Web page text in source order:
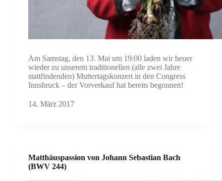
Am Samstag, den 13. Mai um 19:00 laden wir heuer
wieder zu unserem traditionellen (alle zwei Jahre
stattfindenden) Muttertagskonzert in den Congress
Innsbruck – der Vorverkauf hat bereits begonnen!
14. März 2017
Matthäuspassion von Johann Sebastian Bach
(BWV 244)